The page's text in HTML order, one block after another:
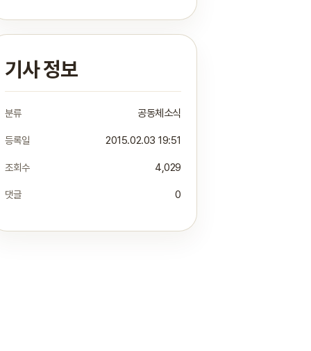
기사 정보
분류 공동체소식
등록일 2015.02.03 19:51
조회수 4,029
댓글 0